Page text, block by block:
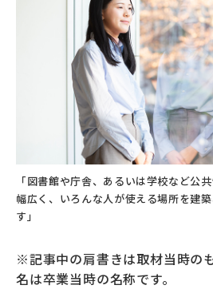
「図書館や庁舎、あるいは学校など公
幅広く、いろんな人が使える場所を建
す」
※記事中の肩書きは取材当時の
名は卒業当時の名称です。